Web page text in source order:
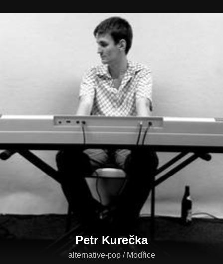
Petr Kurečka
alternative-pop / Modřice